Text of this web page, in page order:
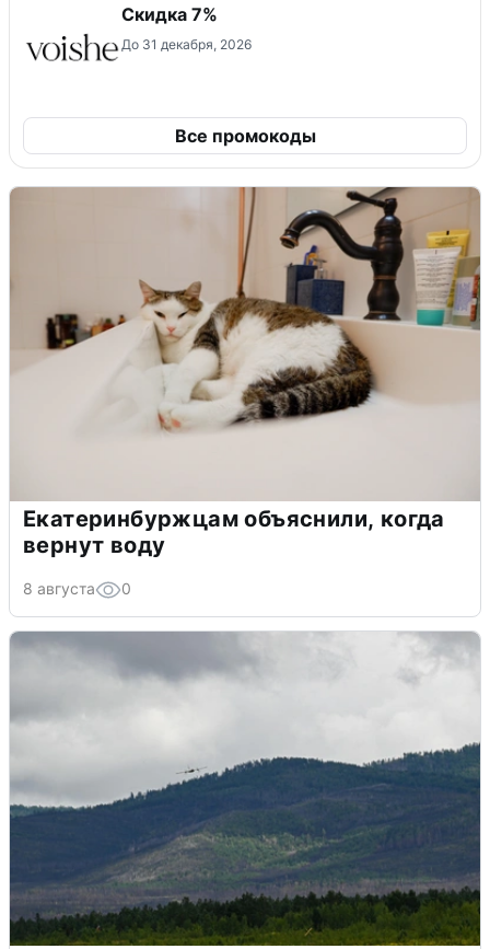
​Скидка 7%
До 31 декабря, 2026
Все промокоды
Екатеринбуржцам объяснили, когда
вернут воду
8 августа 0